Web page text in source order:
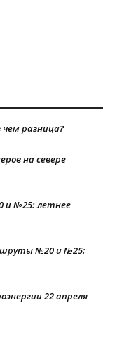
чем разница?
на севере
и №25: летнее
№20 и №25:
22 апреля